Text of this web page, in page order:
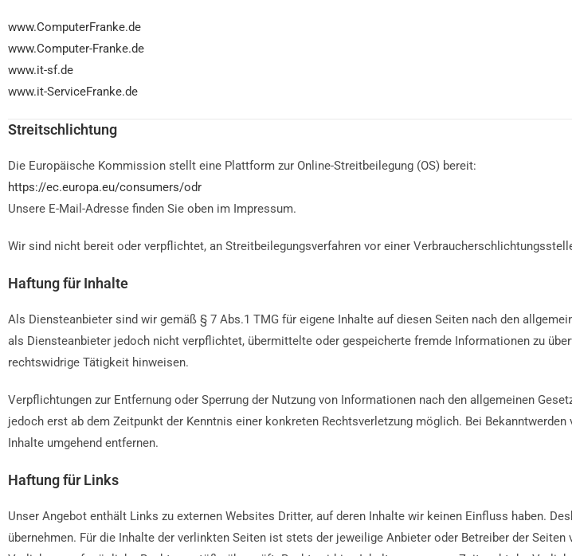
www.ComputerFranke.de
www.Computer-Franke.de
www.it-sf.de
www.it-ServiceFranke.de
Streitschlichtung
Die Europäische Kommission stellt eine Plattform zur Online-Streitbeilegung (OS) bereit:
https://ec.europa.eu/consumers/odr
Unsere E-Mail-Adresse finden Sie oben im Impressum.
Wir sind nicht bereit oder verpflichtet, an Streitbeilegungsverfahren vor einer
Haftung für Inhalte
Als Diensteanbieter sind wir gemäß § 7 Abs.1 TMG für eigene Inhalte auf diesen Seiten nach den
als Diensteanbieter jedoch nicht verpflichtet, übermittelte oder gespeicherte fremde Informationen zu
rechtswidrige Tätigkeit hinweisen.
Verpflichtungen zur Entfernung oder Sperrung der Nutzung von Informationen nach den allgemeinen
jedoch erst ab dem Zeitpunkt der Kenntnis einer konkreten Rechtsverletzung möglich. Bei
Inhalte umgehend entfernen.
Haftung für Links
Unser Angebot enthält Links zu externen Websites Dritter, auf deren Inhalte wir keinen Einfluss haben.
übernehmen. Für die Inhalte der verlinkten Seiten ist stets der jeweilige Anbieter oder Betreiber der